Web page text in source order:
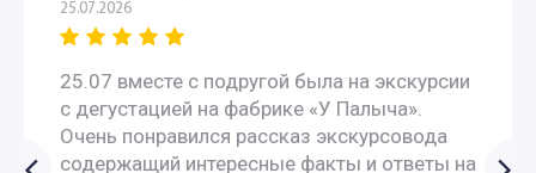
25.07.2026
25.07 вместе с подругой была на экскурсии
с дегустацией на фабрике «У Палыча».
Очень понравился рассказ экскурсовода
содержащий интересные факты и ответы на